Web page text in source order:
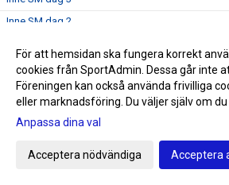
Inne SM dag 2
Höstlovskul med level 1 och level 2
Funktionärsutbildning
Protokoll extra årsmöte
Utbildning för instruktörerna
För att hemsidan ska fungera korrekt
cookies från SportAdmin. Dessa går inte
Föreningen kan också använda frivilliga
eller marknadsföring. Du väljer själv om du
Anpassa dina val
Acceptera nödvändiga Acceptera